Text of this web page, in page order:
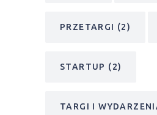
PRZETARGI (2)
STARTUP (2)
TARGI I